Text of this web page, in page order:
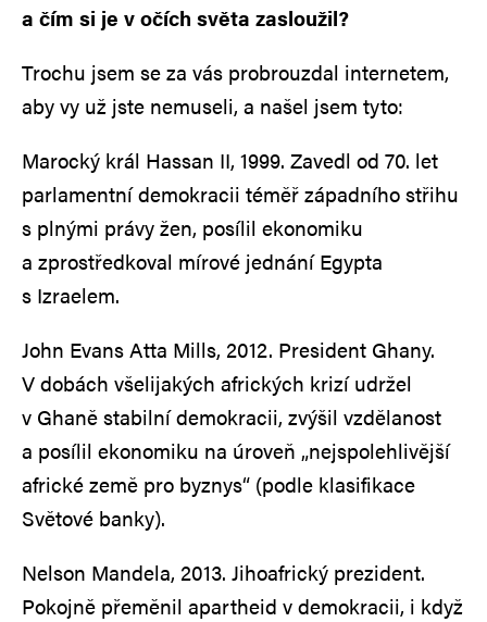
a čím si je v očích světa zasloužil?
Trochu jsem se za vás probrouzdal internetem,
aby vy už jste nemuseli, a našel jsem tyto:
Marocký král Hassan II, 1999. Zavedl od 70. let
parlamentní demokracii téměř západního střihu
s plnými právy žen, posílil ekonomiku
a zprostředkoval mírové jednání Egypta
s Izraelem.
John Evans Atta Mills, 2012. President Ghany.
V dobách všelijakých afrických krizí udržel
v Ghaně stabilní demokracii, zvýšil vzdělanost
a posílil ekonomiku na úroveň „nejspolehlivější
africké země pro byznys“ (podle klasifikace
Světové banky).
Nelson Mandela, 2013. Jihoafrický prezident.
Pokojně přeměnil apartheid v demokracii, i když